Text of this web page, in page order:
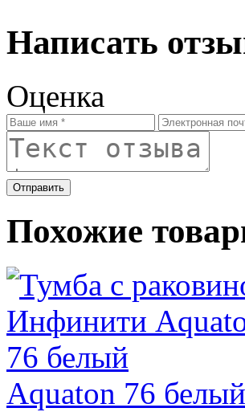
Написать
Оценка
Отправить
Похожие
Aquaton 76 белый